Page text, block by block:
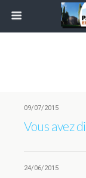
09/07/2015
Vous avez
24/06/2015